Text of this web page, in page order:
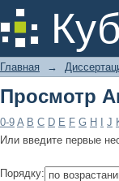
Просмотр
Главная →
Просмотр
0-9 A B C D E F G H J
Или введите первые
Порядку: